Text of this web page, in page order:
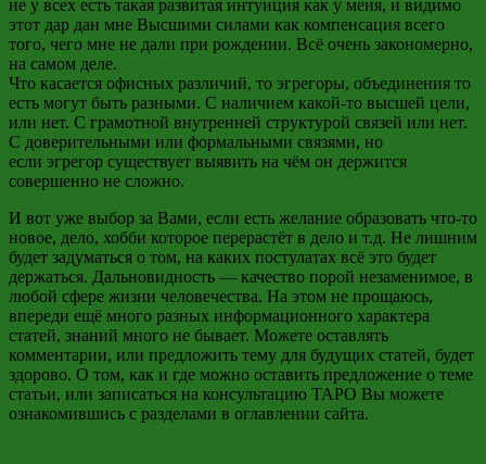
не у всех есть такая развитая интуиция как у меня, и видимо
этот дар дан мне Высшими силами как компенсация всего
того, чего мне не дали при рождении. Всё очень закономерно,
на самом деле.
Что касается офисных различий, то эгрегоры, объединения то
есть могут быть разными. С наличием какой-то высшей цели,
или нет. С грамотной внутренней структурой связей или нет.
С доверительными или формальными связями, но
если эгрегор существует выявить на чём он держится
совершенно не сложно.
И вот уже выбор за Вами, если есть желание образовать что-то
новое, дело, хобби которое перерастёт в дело и т.д. Не лишним
будет задуматься о том, на каких постулатах всё это будет
держаться. Дальновидность — качество порой незаменимое, в
любой сфере жизни человечества. На этом не прощаюсь,
впереди ещё много разных информационного характера
статей, знаний много не бывает. Можете оставлять
комментарии, или предложить тему для будущих статей, будет
здорово. О том, как и где можно оставить предложение о теме
статьи, или записаться на консультацию ТАРО Вы можете
ознакомившись с разделами в оглавлении сайта.